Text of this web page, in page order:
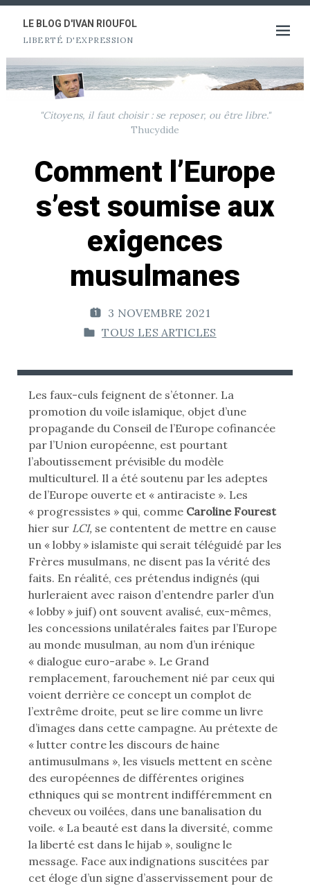
Aller
contenu
LE BLOG D'IVAN RIOUFOL
LIBERTÉ D'EXPRESSION
Ouvrir
le
menu
"Citoyens, il faut choisir : se reposer, ou être libre."
Thucydide
Comment l’Europe
s’est soumise aux
exigences
musulmanes
P
U
L
É
L
E
:
3 NOVEMBRE 2021
P
B
É
TOUS LES ARTICLES
Les faux-culs feignent de s’étonner. La
promotion du voile islamique, objet d’une
propagande du Conseil de l’Europe cofinancée
par l’Union européenne, est pourtant
l’aboutissement prévisible du modèle
multiculturel. Il a été soutenu par les adeptes
de l’Europe ouverte et « antiraciste ». Les
« progressistes » qui, comme Caroline Fourest
hier sur LCI, se contentent de mettre en cause
un « lobby » islamiste qui serait téléguidé par les
Frères musulmans, ne disent pas la vérité des
faits. En réalité, ces prétendus indignés (qui
hurleraient avec raison d’entendre parler d’un
« lobby » juif) ont souvent avalisé, eux-mêmes,
les concessions unilatérales faites par l’Europe
au monde musulman, au nom d’un irénique
« dialogue euro-arabe ». Le Grand
remplacement, farouchement nié par ceux qui
voient derrière ce concept un complot de
l’extrême droite, peut se lire comme un livre
d’images dans cette campagne. Au prétexte de
« lutter contre les discours de haine
antimusulmans », les visuels mettent en scène
des européennes de différentes origines
ethniques qui se montrent indifféremment en
cheveux ou voilées, dans une banalisation du
voile. « La beauté est dans la diversité, comme
la liberté est dans le hijab », souligne le
message. Face aux indignations suscitées par
cet éloge d’un signe d’asservissement pour de